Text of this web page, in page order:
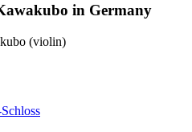
in Germany
(violin)